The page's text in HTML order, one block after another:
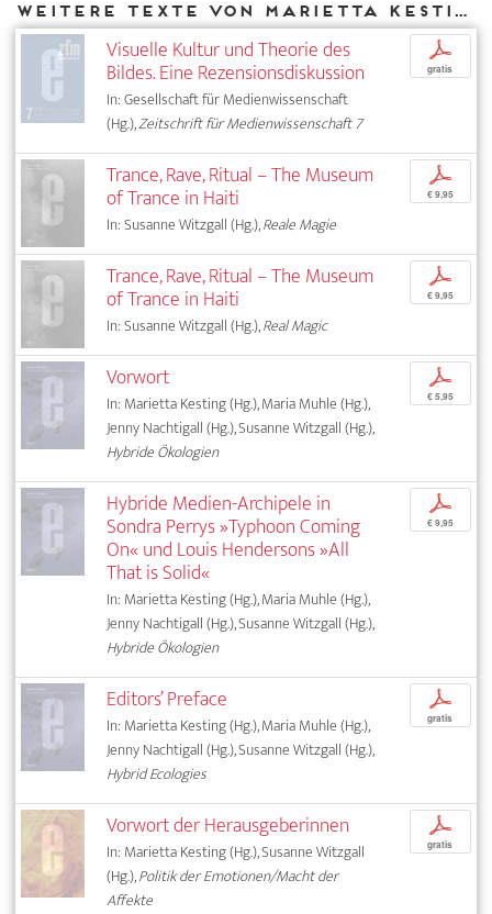
Weitere Texte von Marietta Kesting bei DIAPHANES
Visuelle Kultur und Theorie des
Bildes. Eine Rezensionsdiskussion
In: Gesellschaft für Medienwissenschaft
(Hg.),Zeitschrift für Medienwissenschaft 7
p
gratis
Trance, Rave, Ritual – The Museum
of Trance in Haiti
In: Susanne Witzgall (Hg.),Reale Magie
p
€ 9,95
Trance, Rave, Ritual – The Museum
of Trance in Haiti
In: Susanne Witzgall (Hg.),Real Magic
p
€ 9,95
Vorwort
In: Marietta Kesting (Hg.), Maria Muhle (Hg.),
Jenny Nachtigall (Hg.), Susanne Witzgall (Hg.),
Hybride Ökologien
p
€ 5,95
Hybride Medien-Archipele in
Sondra Perrys »Typhoon Coming
On« und Louis Hendersons »All
That is Solid«
In: Marietta Kesting (Hg.), Maria Muhle (Hg.),
Jenny Nachtigall (Hg.), Susanne Witzgall (Hg.),
Hybride Ökologien
p
€ 9,95
Editors’ Preface
In: Marietta Kesting (Hg.), Maria Muhle (Hg.),
Jenny Nachtigall (Hg.), Susanne Witzgall (Hg.),
Hybrid Ecologies
p
gratis
Vorwort der Herausgeberinnen
In: Marietta Kesting (Hg.), Susanne Witzgall
(Hg.),Politik der Emotionen/Macht der
Affekte
p
gratis